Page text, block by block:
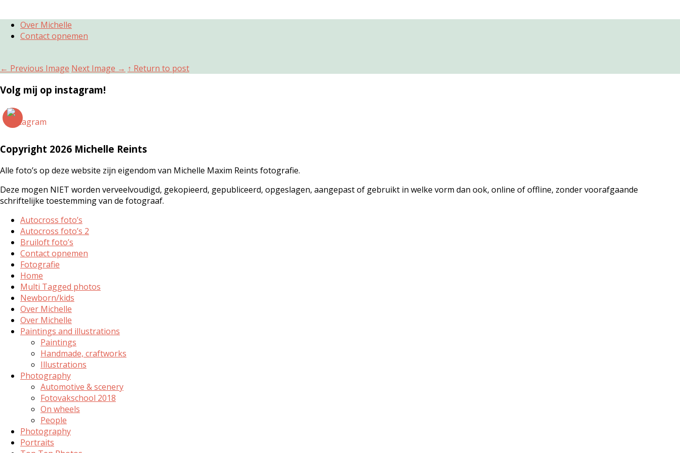
Over Michelle
Contact opnemen
← Previous Image Next Image → ↑ Return to post
Volg mij op instagram!
Copyright 2026 Michelle Reints
Alle foto’s op deze website zijn eigendom van Michelle Maxim Reints fotografie.
Deze mogen NIET worden verveelvoudigd, gekopieerd, gepubliceerd, opgeslagen, aangepast of gebruikt in welke vorm dan ook, online of offline, zonder voorafgaande
schriftelijke toestemming van de fotograaf.
Autocross foto’s
Autocross foto’s 2
Bruiloft foto’s
Contact opnemen
Fotografie
Home
Multi Tagged photos
Newborn/kids
Over Michelle
Over Michelle
Paintings and illustrations
Paintings
Handmade, craftworks
Illustrations
Photography
Automotive & scenery
Fotovakschool 2018
On wheels
People
Photography
Portraits